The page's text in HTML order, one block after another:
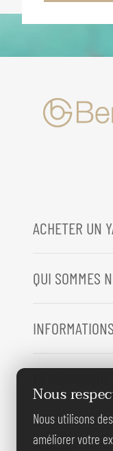
ACHETER UN
QUI SOMMES
REJOIGNEZ-
Nous
Nous utilisons
améliorer votre